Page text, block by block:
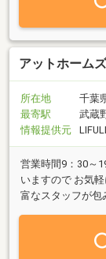
アットホーム
所在地
千葉
最寄駅
武蔵
情報提供元
営業時間9：30～
いますので お気
富なスタッフが包